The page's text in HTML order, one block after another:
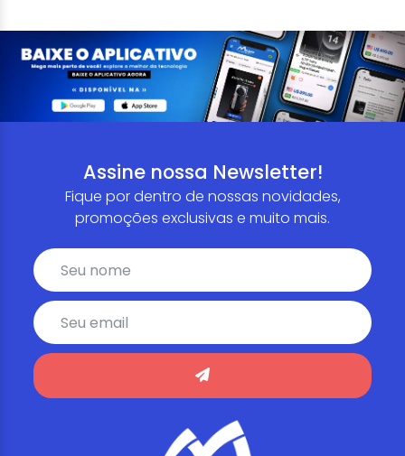
Assine nossa Newsletter!
Fique por dentro de nossas novidades,
promoções exclusivas e muito mais.